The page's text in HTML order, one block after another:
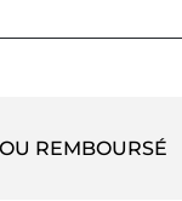
OU REMBOURSÉ